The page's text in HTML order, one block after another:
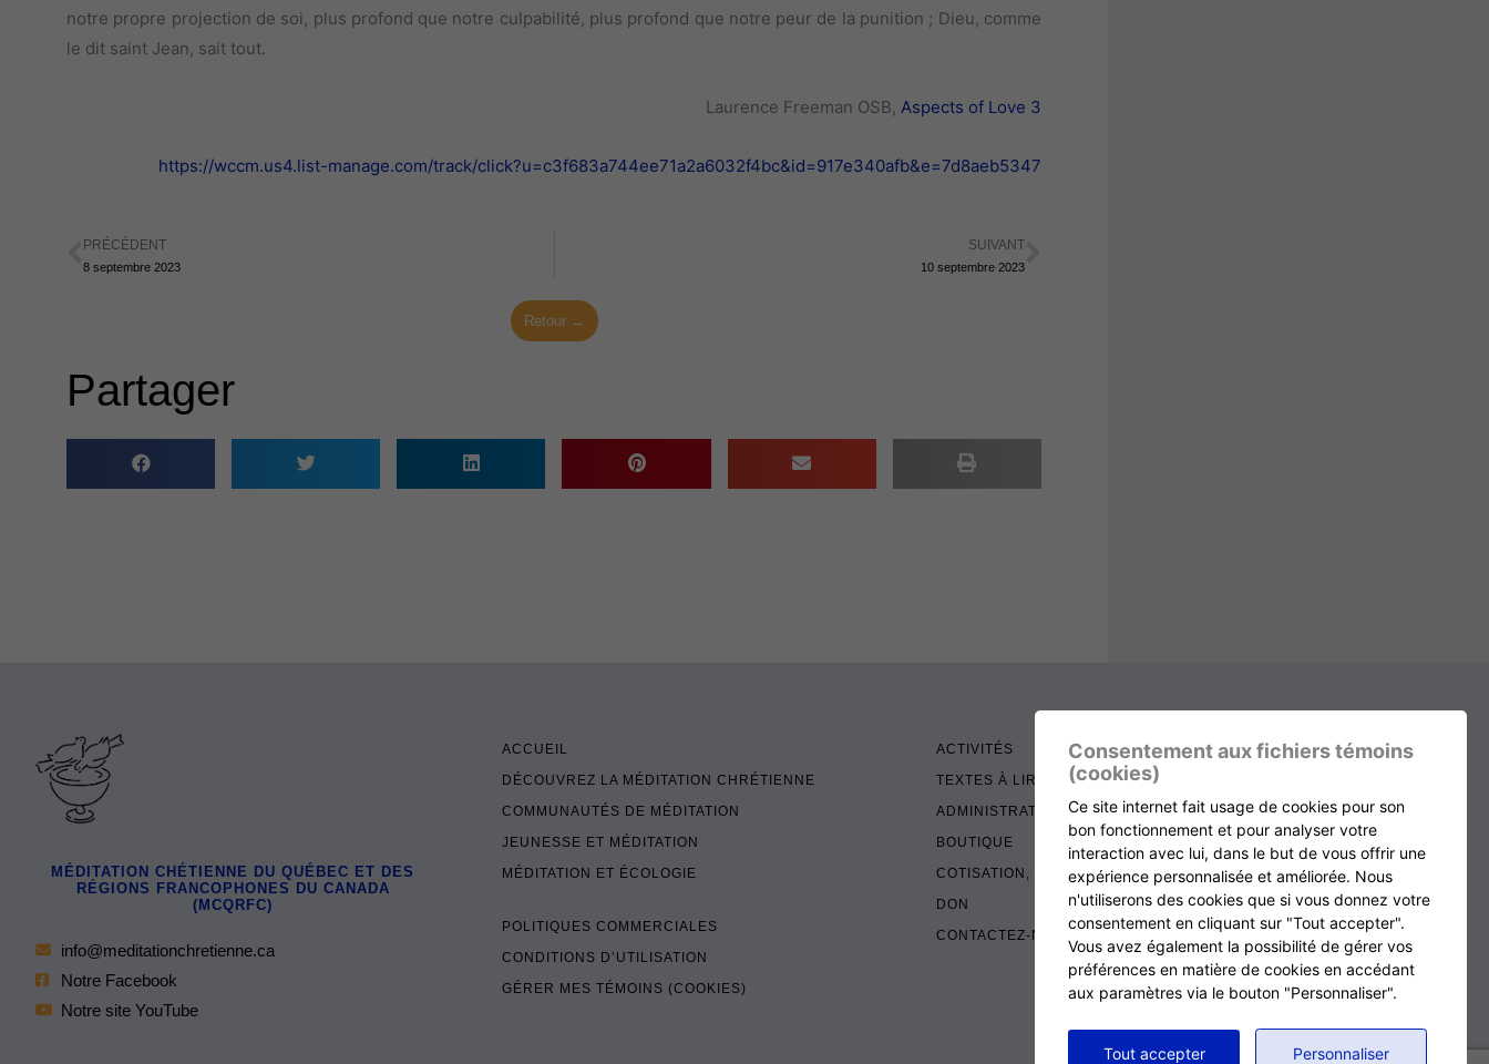
notre propre projection de soi, plus profond que notre culpabilité, plus profond que notre peur de la punition ; Dieu, comme
le dit saint Jean, sait tout.
Laurence Freeman OSB, Aspects of Love 3
https://wccm.us4.list-manage.com/track/click?u=c3f683a744ee71a2a6032f4bc&id=917e340afb&e=7d8aeb5347
Précédent
PRÉCÉDENT
8 septembre 2023
SUIVANT
10 septembre 2023Suivant
Retour →
Partager
MÉDITATION CHÉTIENNE DU QUÉBEC ET DES
RÉGIONS FRANCOPHONES DU CANADA
(MCQRFC)
info@meditationchretienne.ca
Notre Facebook
Notre site YouTube
ACCUEIL
DÉCOUVREZ LA MÉDITATION CHRÉTIENNE
COMMUNAUTÉS DE MÉDITATION
JEUNESSE ET MÉDITATION
MÉDITATION ET ÉCOLOGIE
POLITIQUES COMMERCIALES
CONDITIONS D’UTILISATION
GÉRER MES TÉMOINS (COOKIES)
ACTIVITÉS
TEXTES À LIRE
ADMINISTRATION
BOUTIQUE
COTISATION, RENOUVELLEMENT ET ÉCHOS
DON
CONTACTEZ-NOUS
RETOUR AU HAUT DE LA PAGE
Consentement aux fichiers témoins
(cookies)
Ce site internet fait usage de cookies pour son
bon fonctionnement et pour analyser votre
interaction avec lui, dans le but de vous offrir une
expérience personnalisée et améliorée. Nous
n'utiliserons des cookies que si vous donnez votre
consentement en cliquant sur "Tout accepter".
Vous avez également la possibilité de gérer vos
préférences en matière de cookies en accédant
aux paramètres via le bouton "Personnaliser".
Tout accepter Personnaliser